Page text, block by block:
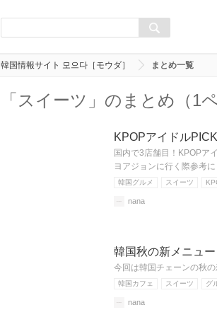
韓国情報サイト 모으다［モウダ］ まとめ一覧
「スイーツ」のまとめ（1
KPOPアイドル
国内で3店舗目！KPOPア
ヨアジョンに行く際参考
韓国グルメ スイーツ
nana
韓国秋の新メニュ
今回は韓国チェーンの秋の
韓国カフェ スイーツ グ
nana